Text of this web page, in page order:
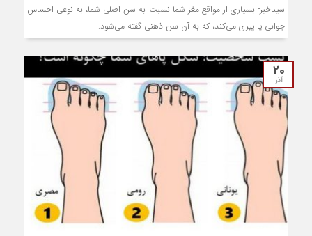
سیناخبر- بسیاری از مواقع مغز شما نسبت به سن اصلی شما، به نوعی احساس
جوانی یا پیری می‌کند، که به آن سن ذهنی گفته می‌شود.
20
آذر